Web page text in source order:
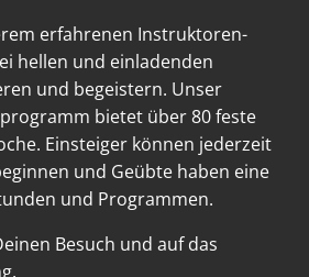
erfahrenen Instruktoren-
hellen und einladenden
und begeistern. Unser
bietet über 80 feste
Einsteiger können jederzeit
und Geübte haben eine
und Programmen.
Besuch und auf das